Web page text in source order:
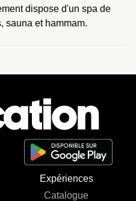
dispose d'un spa de
sauna et hammam.
Expériences
Catalogue